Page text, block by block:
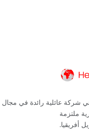
ملتزمة
أفريقيا.